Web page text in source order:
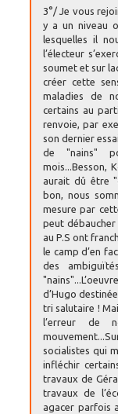
3°/ Je vous
y a un niveau
lesquelles il
l’électeur
soumet et sur
créer cette
maladies de
certains au
renvoie, par
son dernier
de "nains"
mois...Besson,
aurait dû être
bon, nous
mesure par
peut débaucher
au P.S ont
le camp d’en
des
d’Hugo
tri salutaire !
l’erreur de
socialistes qui
infléchir
travaux de
travaux de
agacer parfois